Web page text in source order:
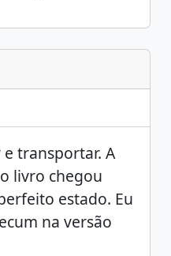
transportar. A
livro chegou
estado. Eu
na versão